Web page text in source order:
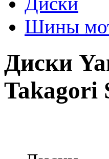
Шины
Диски
Takagori